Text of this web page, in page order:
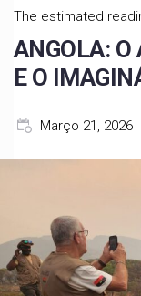
The estimated
ANGOLA: O
E O
Março 21, 2026